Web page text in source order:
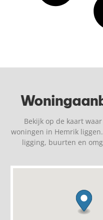
Bekijk op de kaart
woningen in Hemrik
ligging, buurten en